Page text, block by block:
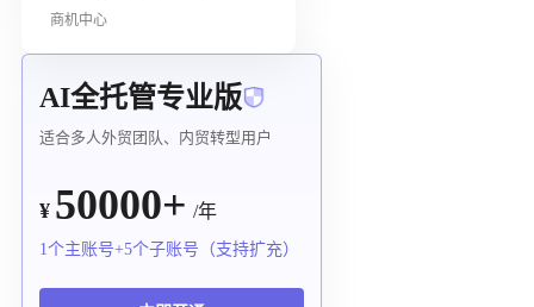
商机中心
AI全托管专业版
适合多人外贸团队、内贸转型用户
¥ 50000+ /年
1个主账号+5个子账号（支持扩充）